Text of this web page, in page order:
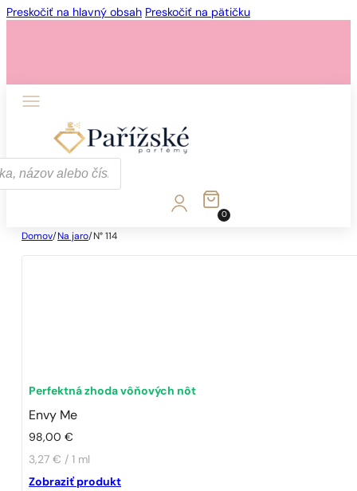
Preskočiť na hlavný obsah Preskočiť na pätičku
0
Domov/ Na jaro/ N° 114
Perfektná zhoda vôňových nôt
Envy Me
98,00€
3,27 € / 1 ml
Zobraziť produkt